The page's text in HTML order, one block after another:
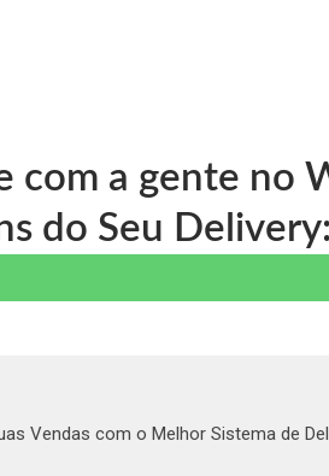
com a gente no
do Seu Delivery:
Vendas com o Melhor Sistema de